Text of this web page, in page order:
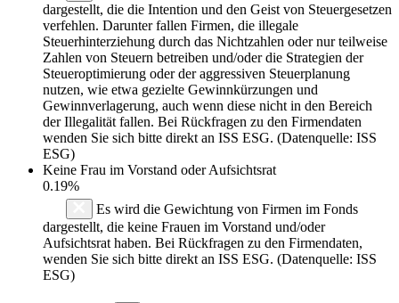
dargestellt, die die Intention und den Geist von Steuergesetzen
verfehlen. Darunter fallen Firmen, die illegale
Steuerhinterziehung durch das Nichtzahlen oder nur teilweise
Zahlen von Steuern betreiben und/oder die Strategien der
Steueroptimierung oder der aggressiven Steuerplanung
nutzen, wie etwa gezielte Gewinnkürzungen und
Gewinnverlagerung, auch wenn diese nicht in den Bereich
der Illegalität fallen. Bei Rückfragen zu den Firmendaten
wenden Sie sich bitte direkt an ISS ESG. (Datenquelle: ISS
ESG)
Keine Frau im Vorstand oder Aufsichtsrat
0.19%
Es wird die Gewichtung von Firmen im Fonds
dargestellt, die keine Frauen im Vorstand und/oder
Aufsichtsrat haben. Bei Rückfragen zu den Firmendaten,
wenden Sie sich bitte direkt an ISS ESG. (Datenquelle: ISS
ESG)